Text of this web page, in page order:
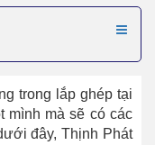
trong lắp ghép tại
mình mà sẽ có các
đây, Thịnh Phát